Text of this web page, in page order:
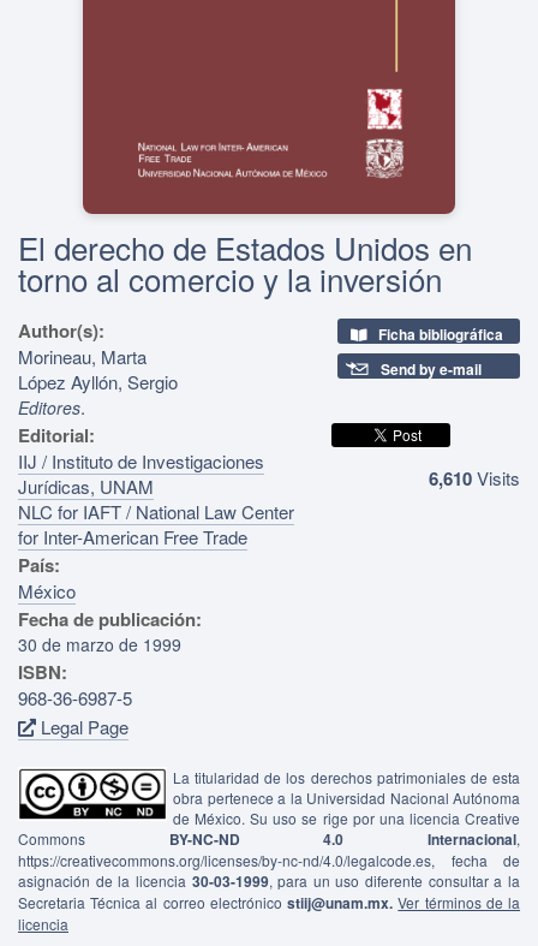
El derecho de Estados Unidos en
torno al comercio y la inversión
Author(s):
Morineau, Marta
López Ayllón, Sergio
Editores.
Editorial:
IIJ / Instituto de Investigaciones
Jurídicas, UNAM
NLC for IAFT / National Law Center
for Inter-American Free Trade
País:
México
Fecha de publicación:
30 de marzo de 1999
ISBN:
968-36-6987-5
Legal Page
Ficha bibliográfica
Send by e-mail
6,610Visits
La titularidad de los derechos patrimoniales de esta
obra pertenece a la Universidad Nacional Autónoma
de México. Su uso se rige por una licencia Creative
Commons BY-NC-ND 4.0 Internacional,
https://creativecommons.org/licenses/by-nc-nd/4.0/legalcode.es, fecha de
asignación de la licencia 30-03-1999, para un uso diferente consultar a la
Secretaria Técnica al correo electrónicostiij@unam.mx. Ver términos de la
licencia